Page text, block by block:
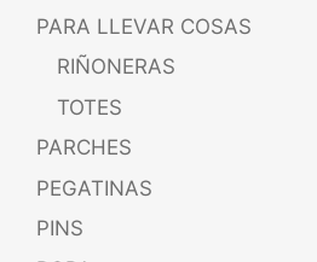
PARA LLEVAR COSAS
RIÑONERAS
TOTES
PARCHES
PEGATINAS
PINS